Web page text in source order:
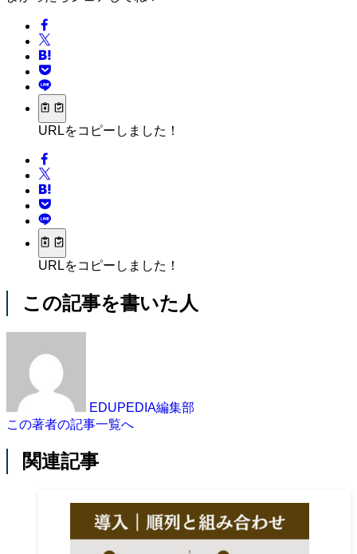
URLをコピーしました！
URLをコピーしました！
この記事を書いた人
EDUPEDIA編集部
この著者の記事一覧へ
関連記事